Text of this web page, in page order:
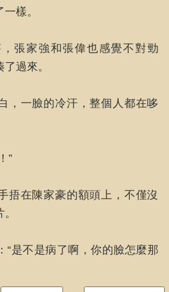
樣。
張家強和張偉也感覺不對勁
過來。
，一臉的冷汗，整個人都在哆
”
捂在陳家豪的額頭上，不僅沒
“是不是病了啊，你的臉怎麼那